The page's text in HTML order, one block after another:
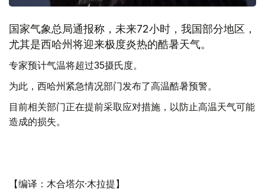
国家气象总局通报称，未来72小时，我国部分地区，
尤其是西哈州将迎来极度炎热的酷暑天气。
专家预计气温将超过35摄氏度。
为此，西哈州紧急情况部门发布了高温酷暑预警。
目前相关部门正在提前采取应对措施，以防止高温天气可能
造成的损失。
【编译：木合塔尔·木拉提】